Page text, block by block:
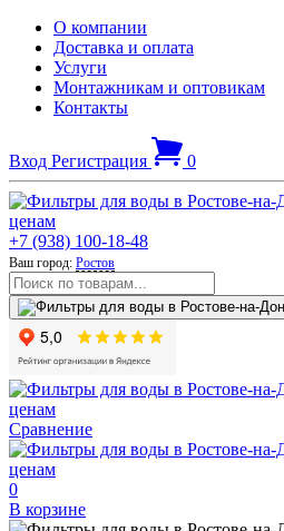
О компании
Доставка и оплата
Услуги
Монтажникам и оптовикам
Контакты
Вход Регистрация 0
+7 (938) 100-18-48
Ваш город: Ростов
Сравнение
0
В корзине